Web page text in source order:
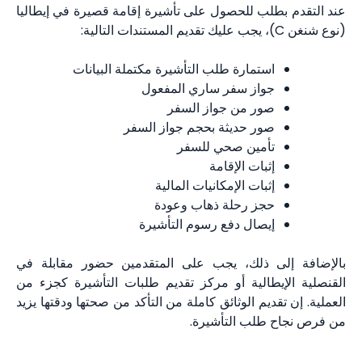
عند التقدم بطلب للحصول على تأشيرة إقامة قصيرة في إيطاليا
(نوع شنغن C)، يجب عليك تقديم المستندات التالية:
استمارة طلب التأشيرة مكتملة البيانات
جواز سفر ساري المفعول
صور من جواز السفر
صور حديثة بحجم جواز السفر
تأمين صحي للسفر
إثبات الإقامة
إثبات الإمكانيات المالية
حجز رحلة ذهاب وعودة
إيصال دفع رسوم التأشيرة
بالإضافة إلى ذلك، يجب على المتقدمين حضور مقابلة في
القنصلية الإيطالية أو مركز تقديم طلبات التأشيرة كجزء من
العملية. إن تقديم الوثائق كاملة من التأكد من صحتها ودقتها يزيد
من فرص نجاح طلب التأشيرة.